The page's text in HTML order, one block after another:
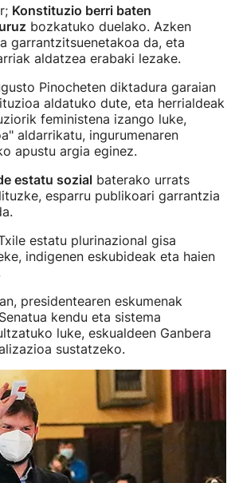
Konstituzio berri baten
bozkatuko duelako. Azken
garrantzitsuenetakoa da, eta
aldatzea erabaki lezake.
Pinocheten diktadura garaian
aldatuko dute, eta herrialdeak
feministena izango luke,
aldarrikatu, ingurumenaren
apustu argia eginez.
estatu sozial baterako urrats
esparru publikoari garrantzia
estatu plurinazional gisa
indigenen eskubideak eta haien
presidentearen eskumenak
kendu eta sistema
luke, eskualdeen Ganbera
sustatzeko.